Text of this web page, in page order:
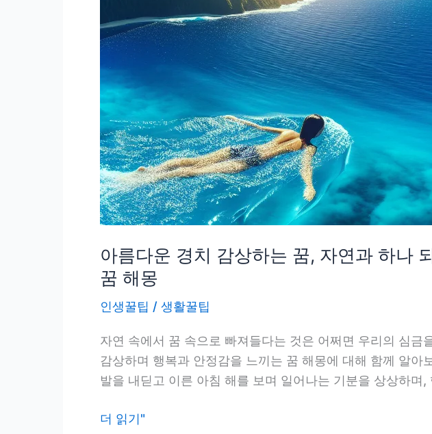
아름다운 경치 감상하는 꿈, 자연과 하나
꿈 해몽
인생꿀팁 / 생활꿀팁
자연 속에서 꿈 속으로 빠져들다는 것은 어쩌면 우리의 심
감상하며 행복과 안정감을 느끼는 꿈 해몽에 대해 함께 알
발을 내딛고 이른 아침 해를 보며 일어나는 기분을 상상하
아
더 읽기"